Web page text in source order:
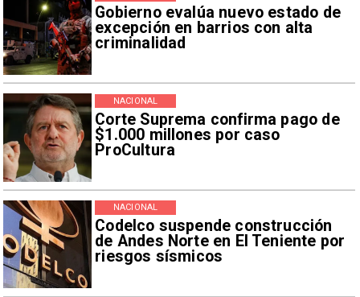
Gobierno evalúa nuevo estado de
excepción en barrios con alta
criminalidad
Corte Suprema confirma pago de
$1.000 millones por caso
ProCultura
NACIONAL
Codelco suspende construcción
de Andes Norte en El Teniente por
riesgos sísmicos
NACIONAL